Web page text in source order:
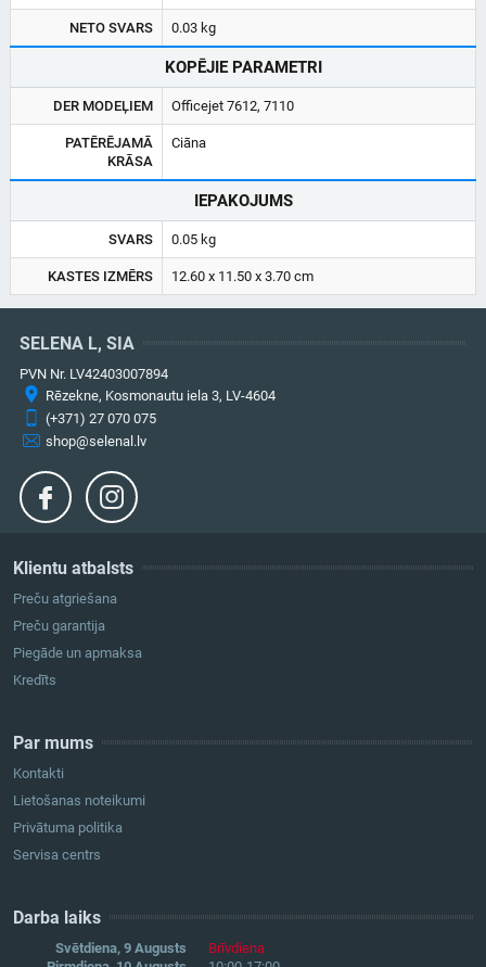
NETO SVARS 0.03 kg
KOPĒJIE PARAMETRI
DER MODEĻIEM Officejet 7612, 7110
PATĒRĒJAMĀ
KRĀSA
Ciāna
IEPAKOJUMS
SVARS 0.05 kg
KASTES IZMĒRS 12.60 x 11.50 x 3.70 cm
Klientu atbalsts
Preču atgriešana
Preču garantija
Piegāde un apmaksa
Kredīts
Par mums
Kontakti
Lietošanas noteikumi
Privātuma politika
Servisa centrs
Darba laiks
Svētdiena, 9 Augusts
Brīvdiena
SELENA L, SIA
PVN Nr. LV42403007894
Rēzekne, Kosmonautu iela 3, LV-4604
(+371) 27 070 075
shop@selenal.lv